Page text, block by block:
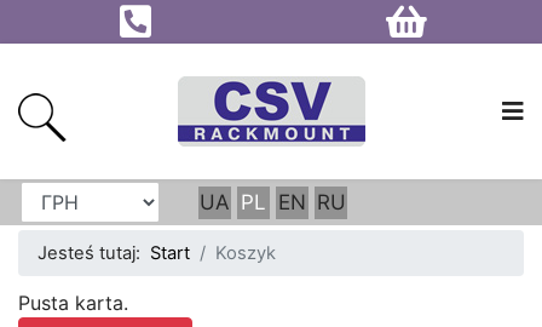
UA PL EN RU
Jesteś tutaj: Start Koszyk
Pusta karta.